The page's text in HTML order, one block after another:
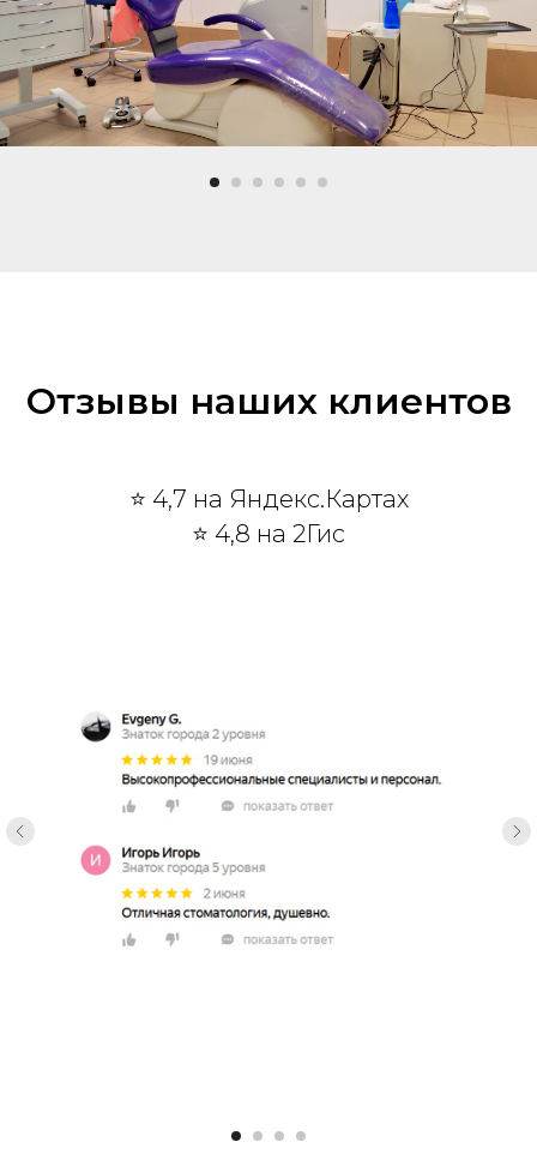
Отзывы наших клиентов
⭐ 4,7 на Яндекс.Картах
⭐ 4,8 на 2Гис